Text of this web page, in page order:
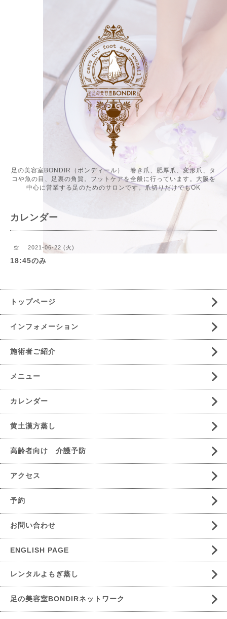
足の美容室BONDIR（ボンディール） 巻き爪、肥厚爪、変形爪、タ
コや魚の目、足裏の角質。フットケアを全般に行っています。大阪を
中心に営業する足のためのサロンです。爪切りだけでもOK
カレンダー
空 2021-06-22 (火)
18:45のみ
トップページ
インフォメーション
施術者ご紹介
メニュー
カレンダー
黄土漢方蒸し
高齢者向け 介護予防
アクセス
予約
お問い合わせ
ENGLISH PAGE
レンタルよもぎ蒸し
足の美容室BONDIRネットワーク